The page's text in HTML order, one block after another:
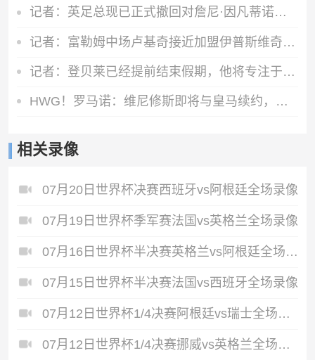
记者：英足总现已正式撤回对詹尼·因凡蒂诺的支持
记者：富勒姆中场卢基奇接近加盟伊普斯维奇，预计周五接受体检
记者：登贝莱已经提前结束假期，他将专注于训练恢复和欧洲超级杯
HWG！罗马诺：维尼修斯即将与皇马续约，签下为期6年的全新合同
相关录像
07月20日世界杯决赛西班牙vs阿根廷全场录像
07月19日世界杯季军赛法国vs英格兰全场录像
07月16日世界杯半决赛英格兰vs阿根廷全场录像
07月15日世界杯半决赛法国vs西班牙全场录像
07月12日世界杯1/4决赛阿根廷vs瑞士全场录像
07月12日世界杯1/4决赛挪威vs英格兰全场录像